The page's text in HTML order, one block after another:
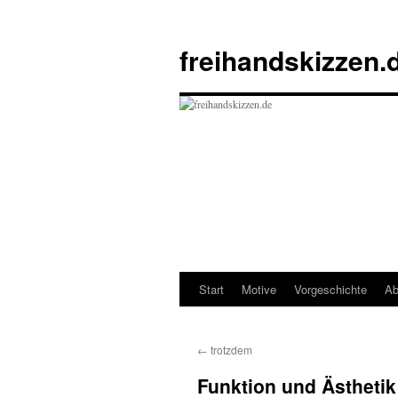
springen
Start Motive Vorgeschichte
← trotzdem
Funktion und Ästhetik